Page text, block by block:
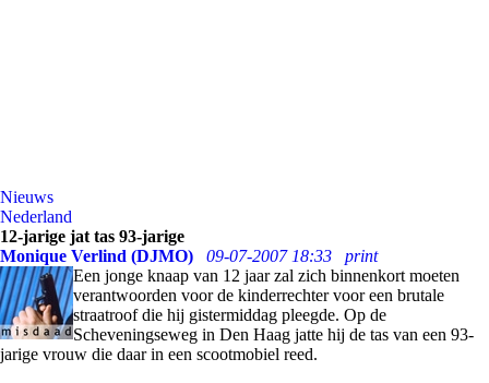
Nieuws
Nederland
12-jarige jat tas 93-jarige
Monique Verlind (DJMO)
09-07-2007 18:33
print
Een jonge knaap van 12 jaar zal zich binnenkort moeten
verantwoorden voor de kinderrechter voor een brutale
straatroof die hij gistermiddag pleegde. Op de
Scheveningseweg in Den Haag jatte hij de tas van een 93-
jarige vrouw die daar in een scootmobiel reed.